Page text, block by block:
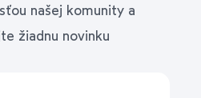
našej komunity a
žiadnu novinku